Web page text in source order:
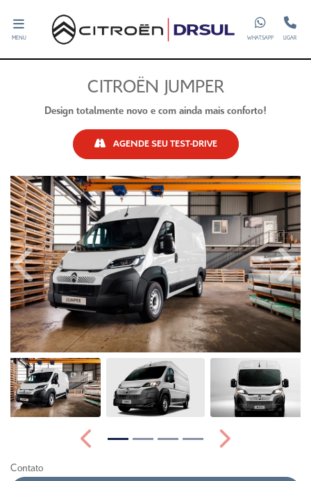
MENU WHATSAPP LIGAR
CITROËN JUMPER
Design totalmente novo e com ainda mais conforto!
AGENDE SEU TEST-DRIVE
Anterior
Anterior Próximo
Contato